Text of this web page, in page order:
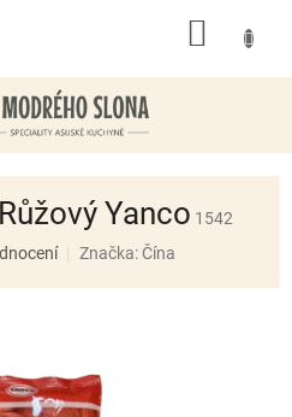
Yanco 1542
Značka: Čína